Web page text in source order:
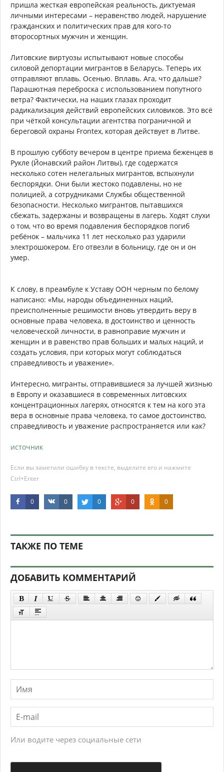
пришла жесткая европейская реальность, диктуемая
личными интересами – неравенство людей, нарушение
гражданских и политических прав для кого-то
второсортных мужчин и женщин.
Литовские виртуозы испытывают новые способы
силовой депортации мигрантов в Беларусь. Теперь их
отправляют вплавь. Осенью. Вплавь. Ага, что дальше?
Парашютная переброска с использованием попутного
ветра? Фактически, на наших глазах проходит
радикализация действий европейских силовиков. Это всё
при чёткой консультации агентства пограничной и
береговой охраны Frontex, которая действует в Литве.
В прошлую субботу вечером в центре приема беженцев в
Рукле (Йонавский район Литвы), где содержатся
несколько сотен нелегальных мигрантов, вспыхнули
беспорядки. Они были жестоко подавлены, но не
полицией, а сотрудниками Службы общественной
безопасности. Несколько мигрантов, пытавшихся
сбежать, задержаны и возвращены в лагерь. Ходят слухи
о том, что во время подавления беспорядков погиб
ребёнок – мальчика 11 лет несколько раз ударили
электрошокером. Его отвезли в больницу, где он и он
умер.
К слову, в преамбуле к Уставу ООН черным по белому
написано: «Мы, народы объединенных наций,
преисполненные решимости вновь утвердить веру в
основные права человека, в достоинство и ценность
человеческой личности, в равноправие мужчин и
женщин и в равенство прав больших и малых наций, и
создать условия, при которых могут соблюдаться
справедливость и уважение».
Интересно, мигранты, отправившиеся за лучшей жизнью
в Европу и оказавшиеся в современных литовских
концентрационных лагерях, относятся к тем на кого эта
вера в основные права человека, то самое достоинство,
справедливость и уважение распространяется или как?
источник
Если вы заметили ошибку в тексте, выделите его и нажмите
Ctrl+Enter
0 0 0 0 0
ТАКЖЕ ПО ТЕМЕ
ДОБАВИТЬ КОММЕНТАРИЙ
Или водите через социальные сети